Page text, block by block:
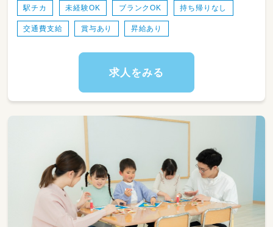
駅チカ 未経験OK ブランクOK 持ち帰りなし
交通費支給 賞与あり 昇給あり
求人をみる